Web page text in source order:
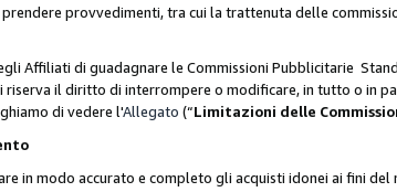
provvedimenti, tra cui la trattenuta delle
Affiliati di guadagnare le Commissioni Pubblicitarie
il diritto di interrompere o modificare, in tutto o in
di vedere l'Allegato (“Limitazioni delle
in modo accurato e completo gli acquisti idonei ai fini